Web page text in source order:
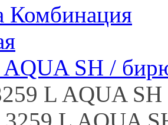
SH /
L AQUA SH